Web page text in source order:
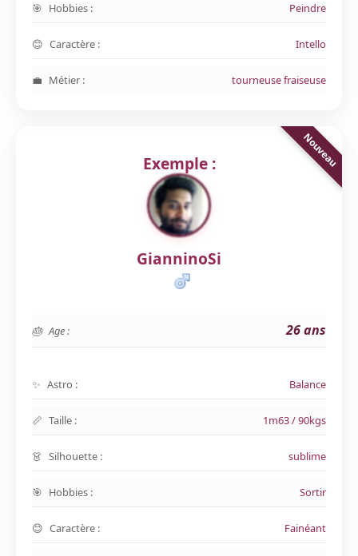
Hobbies : Peindre
Caractère : Intello
Métier : tourneuse fraiseuse
Exemple :
GianninoSi
Age : 26 ans
Astro : Balance
Taille : 1m63 / 90kgs
Silhouette : sublime
Hobbies : Sortir
Caractère : Fainéant